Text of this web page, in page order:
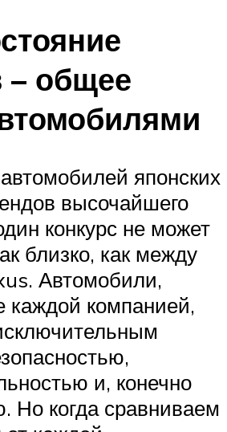
– общее
японских
высочайшего
конкурс не может
близко, как между
Автомобили,
каждой компанией,
и, конечно
Но когда сравниваем